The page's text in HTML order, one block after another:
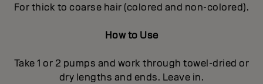
For thick to coarse hair (colored and non-colored).
How to Use
Take 1 or 2 pumps and work through towel-dried or
dry lengths and ends. Leave in.